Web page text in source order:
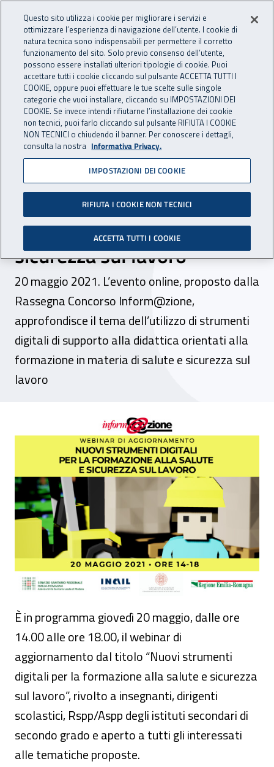
INAIL - Istituto Nazionale
Apri cerca
Navigazione principale
Navigazione - Ti trovi in:
Home Inail comunica Eventi
20 maggio 2021
Webinar – “Nuovi
strumenti digitali per la
formazione alla salute e
sicurezza sul lavoro”
20 maggio 2021. L’evento online, proposto dalla
Rassegna Concorso Inform@zione,
approfondisce il tema dell’utilizzo di strumenti
digitali di supporto alla didattica orientati alla
formazione in materia di salute e sicurezza sul
lavoro
Webinar – “Nuovi strumenti digitali per
È in programma giovedì 20 maggio, dalle ore
14.00 alle ore 18.00, il webinar di
aggiornamento dal titolo “Nuovi strumenti
digitali per la formazione alla salute e sicurezza
sul lavoro”, rivolto a insegnanti, dirigenti
scolastici, Rspp/Aspp degli istituti secondari di
secondo grado e aperto a tutti gli interessati
alle tematiche proposte.
Questo sito utilizza i cookie per migliorare i servizi e
ottimizzare l’esperienza di navigazione dell’utente. I cookie di
natura tecnica sono indispensabili per permettere il corretto
funzionamento del sito. Solo previo consenso dell’utente,
possono essere installati ulteriori tipologie di cookie. Puoi
accettare tutti i cookie cliccando sul pulsante ACCETTA TUTTI I
COOKIE, oppure puoi effettuare le tue scelte sulle singole
categorie che vuoi installare, cliccando su IMPOSTAZIONI DEI
COOKIE. Se invece intendi rifiutarne l’installazione dei cookie
non tecnici, puoi farlo cliccando sul pulsante RIFIUTA I COOKIE
NON TECNICI o chiudendo il banner. Per conoscere i dettagli,
consulta la nostra Informativa Privacy.
IMPOSTAZIONI DEI COOKIE
RIFIUTA I COOKIE NON TECNICI
ACCETTA TUTTI I COOKIE